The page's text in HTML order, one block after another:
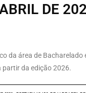
DE
da área de
partir da edição 2026.